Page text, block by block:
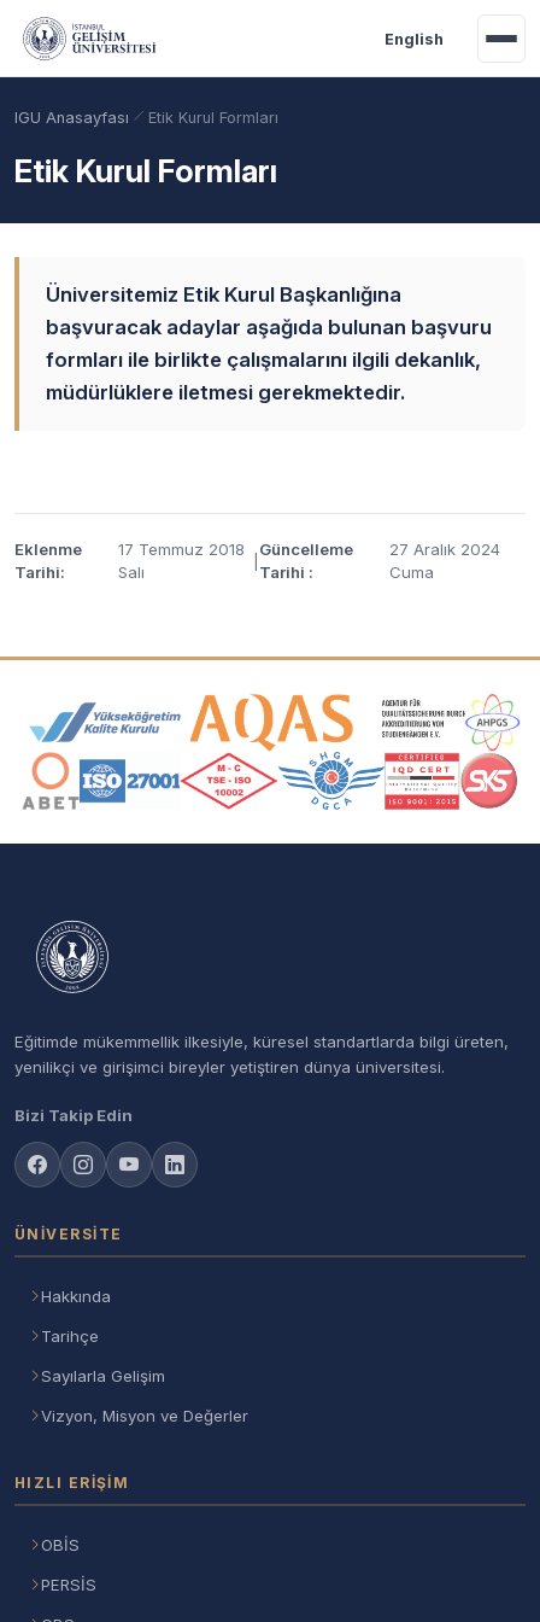
Ana içeriğe geç
English
IGU Anasayfası Etik Kurul Formları
Etik Kurul Formları
Üniversitemiz Etik Kurul Başkanlığına
başvuracak adaylar aşağıda bulunan başvuru
formları ile birlikte çalışmalarını ilgili dekanlık,
müdürlüklere iletmesi gerekmektedir.
Eklenme
Tarihi:
17 Temmuz 2018
Salı
Güncelleme
Tarihi :
27 Aralık 2024
Cuma
Akreditasyon ve Üyelik Logoları
Eğitimde mükemmellik ilkesiyle, küresel standartlarda bilgi üreten,
yenilikçi ve girişimci bireyler yetiştiren dünya üniversitesi.
Bizi Takip Edin
ÜNIVERSITE
Hakkında
Tarihçe
Sayılarla Gelişim
Vizyon, Misyon ve Değerler
HIZLI ERIŞIM
OBİS
PERSİS